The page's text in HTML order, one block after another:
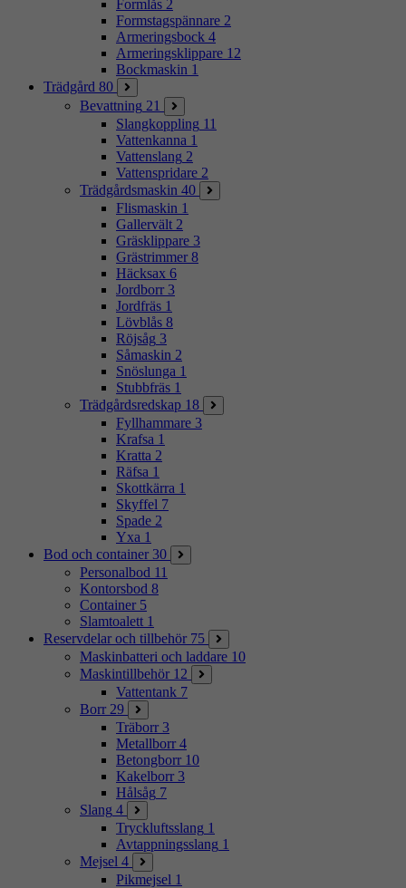
Formlås 2
Formstagspännare 2
Armeringsbock 4
Armeringsklippare 12
Bockmaskin 1
Trädgård 80
Bevattning 21
Slangkoppling 11
Vattenkanna 1
Vattenslang 2
Vattenspridare 2
Trädgårdsmaskin 40
Flismaskin 1
Gallervält 2
Gräsklippare 3
Grästrimmer 8
Häcksax 6
Jordborr 3
Jordfräs 1
Lövblås 8
Röjsåg 3
Såmaskin 2
Snöslunga 1
Stubbfräs 1
Trädgårdsredskap 18
Fyllhammare 3
Krafsa 1
Kratta 2
Räfsa 1
Skottkärra 1
Skyffel 7
Spade 2
Yxa 1
Bod och container 30
Personalbod 11
Kontorsbod 8
Container 5
Slamtoalett 1
Reservdelar och tillbehör 75
Maskinbatteri och laddare 10
Maskintillbehör 12
Vattentank 7
Borr 29
Träborr 3
Metallborr 4
Betongborr 10
Kakelborr 3
Hålsåg 7
Slang 4
Tryckluftsslang 1
Avtappningsslang 1
Mejsel 4
Pikmejsel 1